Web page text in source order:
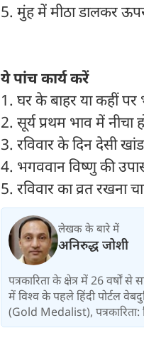
5. मुंह में मीठा डालकर
ये पांच कार्य करें
1. घर के बाहर या कहीं पर
2. सूर्य प्रथम भाव में
3. रविवार के दिन देसी
4. भगववान विष्णु की
5. रविवार का व्रत रखना
लेखक के बारे में
अनिरुद्ध जोशी
पत्रकारिता के क्षेत्र में 26 वर्षों
में विश्‍व के पहले हिंदी पोर्टल
(Gold Medalist), पत्रकारिता: